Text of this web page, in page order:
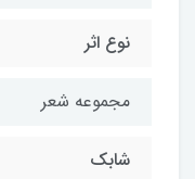
نوع اثر
مجموعه شعر
شابك